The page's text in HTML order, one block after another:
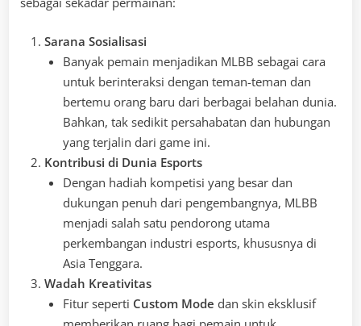
Sarana Sosialisasi
Banyak pemain menjadikan MLBB sebagai cara
untuk berinteraksi dengan teman-teman dan
bertemu orang baru dari berbagai belahan dunia.
Bahkan, tak sedikit persahabatan dan hubungan
yang terjalin dari game ini.
Kontribusi di Dunia Esports
Dengan hadiah kompetisi yang besar dan
dukungan penuh dari pengembangnya, MLBB
menjadi salah satu pendorong utama
perkembangan industri esports, khususnya di
Asia Tenggara.
Wadah Kreativitas
Fitur seperti Custom Mode dan skin eksklusif